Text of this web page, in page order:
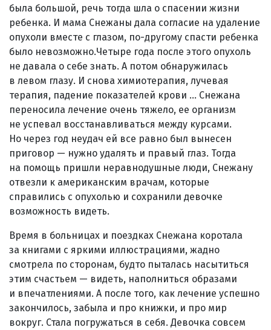
была большой, речь тогда шла о спасении жизни
ребенка. И мама Снежаны дала согласие на удаление
опухоли вместе с глазом, по-другому спасти ребенка
было невозможно.Четыре года после этого опухоль
не давала о себе знать. А потом обнаружилась
в левом глазу. И снова химиотерапия, лучевая
терапия, падение показателей крови ... Снежана
переносила лечение очень тяжело, ее организм
не успевал восстанавливаться между курсами.
Но через год неудач ей все равно был вынесен
приговор — нужно удалять и правый глаз. Тогда
на помощь пришли неравнодушные люди, Снежану
отвезли к американским врачам, которые
справились с опухолью и сохранили девочке
возможность видеть.
Время в больницах и поездках Снежана коротала
за книгами с яркими иллюстрациями, жадно
смотрела по сторонам, будто пыталась насытиться
этим счастьем — видеть, наполниться образами
и впечатлениями. А после того, как лечение успешно
закончилось, забыла и про книжки, и про мир
вокруг. Стала погружаться в себя. Девочка совсем